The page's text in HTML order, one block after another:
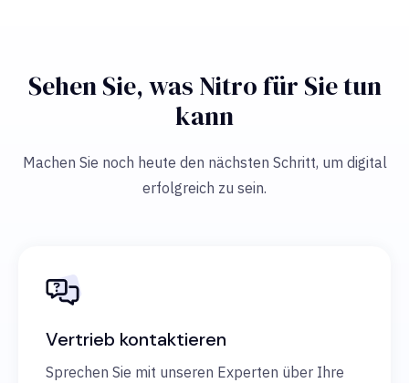
Sehen Sie, was Nitro für Sie tun
kann
Machen Sie noch heute den nächsten Schritt, um digital
erfolgreich zu sein.
Vertrieb kontaktieren
Sprechen Sie mit unseren Experten über Ihre